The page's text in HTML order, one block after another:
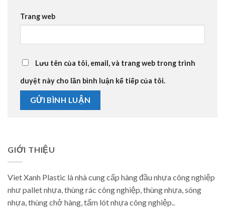
Trang web
Lưu tên của tôi, email, và trang web trong trình
duyệt này cho lần bình luận kế tiếp của tôi.
GIỚI THIỆU
Viet Xanh Plastic là nhà cung cấp hàng đầu nhựa công nghiệp
như pallet nhựa, thùng rác công nghiệp, thùng nhựa, sóng
nhựa, thùng chở hàng, tấm lót nhựa công nghiệp..